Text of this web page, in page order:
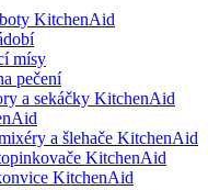
KitchenAid
mísy
pečení
a sekáčky KitchenAid
a šlehače KitchenAid
KitchenAid
KitchenAid